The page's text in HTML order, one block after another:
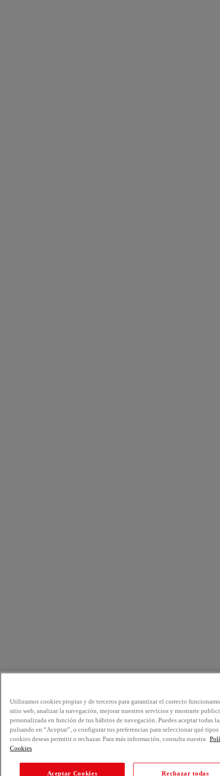
Utilizamos cookies propias y de terceros para garantizar el correcto
sitio web, analizar la navegación, mejorar nuestros servicios y mostrarte
personalizada en función de tus hábitos de navegación. Puedes aceptar todas
pulsando en “Aceptar”, o configurar tus preferencias para seleccionar qué tipos
cookies deseas permitir o rechazar. Para más información, consulta nuestra
Cookies
Aceptar Cookies Rechazar todas